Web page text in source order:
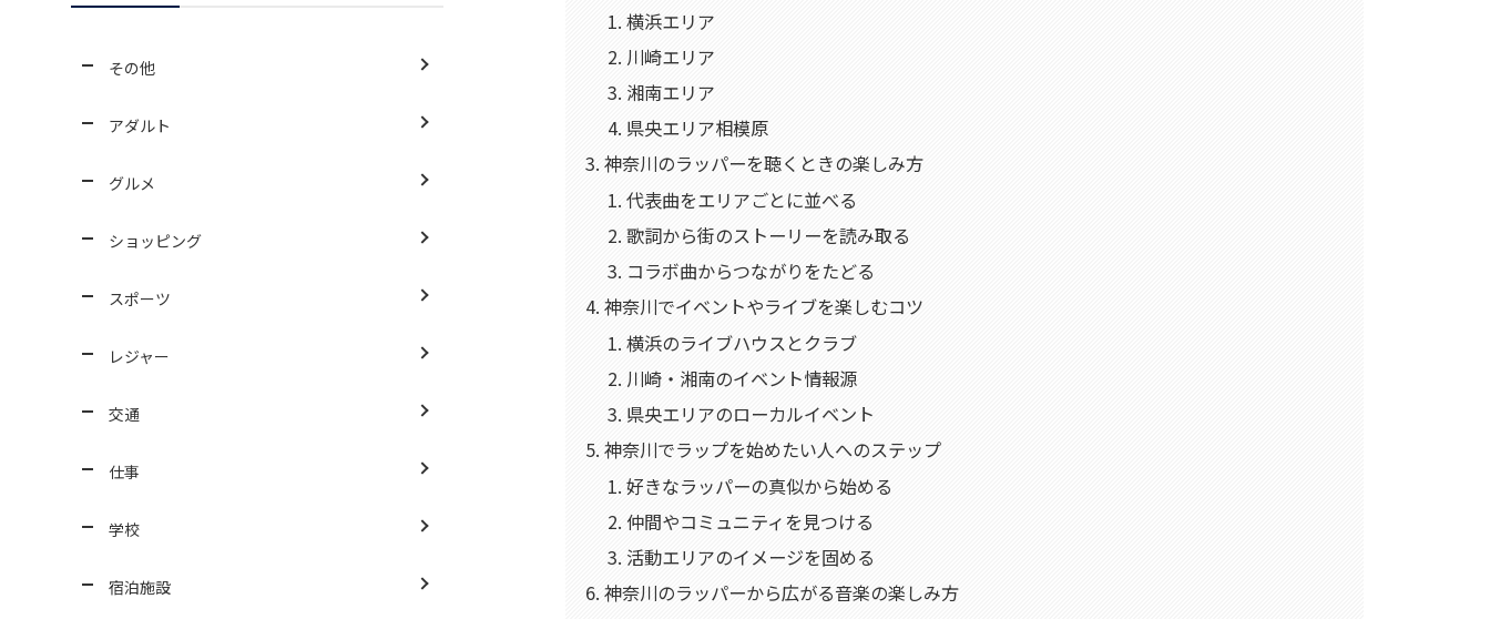
横浜エリア
川崎エリア
湘南エリア
県央エリア相模原
神奈川のラッパーを聴くときの楽しみ方
代表曲をエリアごとに並べる
歌詞から街のストーリーを読み取る
コラボ曲からつながりをたどる
神奈川でイベントやライブを楽しむコツ
横浜のライブハウスとクラブ
川崎・湘南のイベント情報源
県央エリアのローカルイベント
神奈川でラップを始めたい人へのステップ
好きなラッパーの真似から始める
仲間やコミュニティを見つける
活動エリアのイメージを固める
神奈川のラッパーから広がる音楽の楽しみ方
その他
アダルト
グルメ
ショッピング
スポーツ
レジャー
交通
仕事
学校
宿泊施設